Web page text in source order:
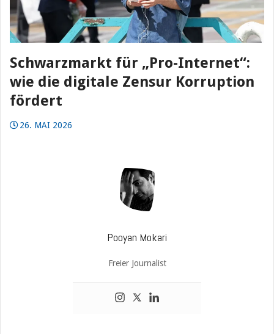
Schwarzmarkt für „Pro-Internet“:
wie die digitale Zensur Korruption
fördert
26. MAI 2026
Pooyan Mokari
Freier Journalist